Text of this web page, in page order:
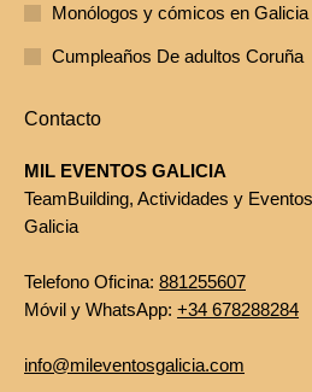
Monólogos y cómicos en Galicia
Cumpleaños De adultos Coruña
Contacto
MIL EVENTOS GALICIA
TeamBuilding, Actividades y
Galicia
Telefono Oficina: 881255607
Móvil y WhatsApp: +34 678288284
info@mileventosgalicia.com